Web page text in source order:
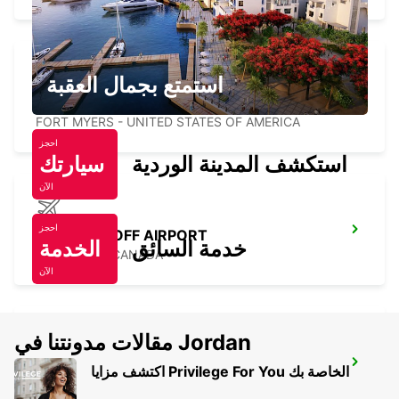
FORT MYERS AIRPORT
FORT MYERS - UNITED STATES OF AMERICA
TORONTO OFF AIRPORT
TORONTO - CANADA
PALM BEACH INTERNATIONAL AIRPORT
PALM BEACH - UNITED STATES OF AMERICA
استمتع بجمال العقبة
احجز
سيارتك
الآن
استكشف المدينة الوردية
احجز
الخدمة
الآن
خدمة السائق
مقالات مدونتنا في Jordan
اكتشف مزايا Privilege For You الخاصة بك